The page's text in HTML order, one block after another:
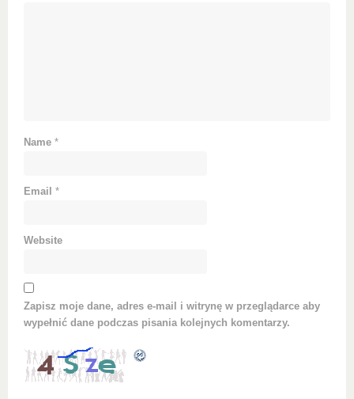
Name *
Email *
Website
Zapisz moje dane, adres e-mail i witrynę w przeglądarce aby
wypełnić dane podczas pisania kolejnych komentarzy.